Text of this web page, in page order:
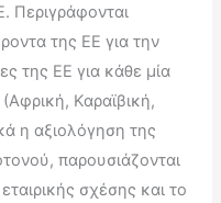
Περιγράφονται
της ΕΕ για την
της ΕΕ για κάθε μία
Καραϊβική,
η αξιολόγηση της
παρουσιάζονται
σχέσης και το